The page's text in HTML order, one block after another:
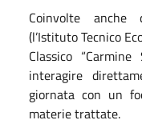
Coinvolte anche
(l’Istituto Tecnico
Classico
interagire
giornata con un
materie trattate.